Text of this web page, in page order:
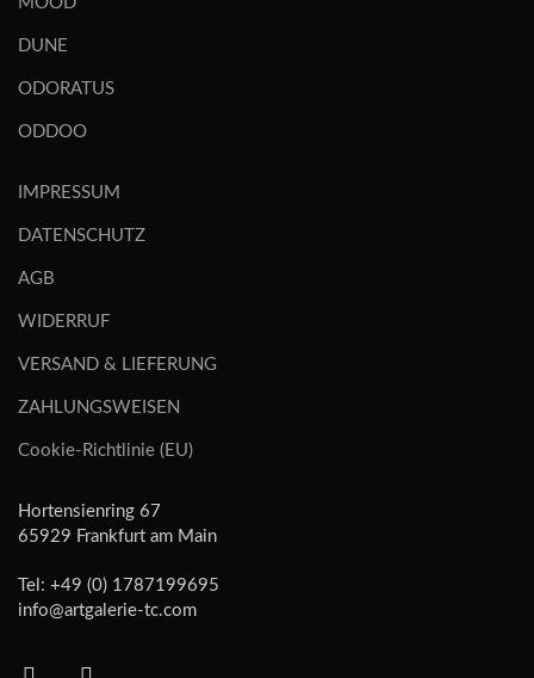
DUNE
ODORATUS
ODDOO
IMPRESSUM
DATENSCHUTZ
AGB
WIDERRUF
VERSAND & LIEFERUNG
ZAHLUNGSWEISEN
Cookie-Richtlinie (EU)
Hortensienring 67
65929 Frankfurt am Main
Tel: +49 (0) 1787199695
info@artgalerie-tc.com